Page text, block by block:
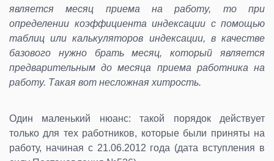
является месяц приема на работу, то при
определении коэффициента индексации с помощью
таблиц или калькуляторов индексации, в качестве
базового нужно брать месяц, который является
предварительным до месяца приема работника на
работу. Такая вот несложная хитрость.
Один маленький нюанс: такой порядок действует
только для тех работников, которые были приняты на
работу, начиная с 21.06.2012 года (дата вступления в